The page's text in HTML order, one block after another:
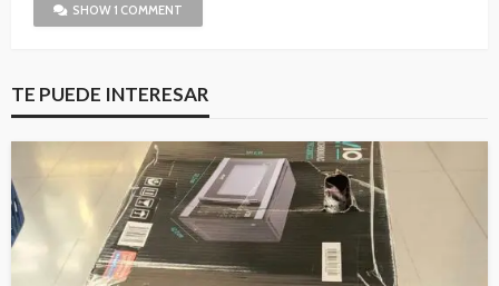
SHOW 1 COMMENT
TE PUEDE INTERESAR